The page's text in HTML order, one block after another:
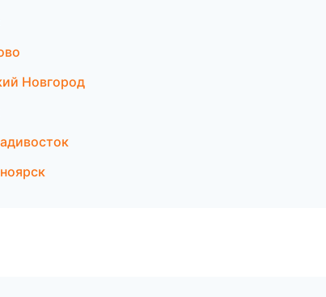
Новгород